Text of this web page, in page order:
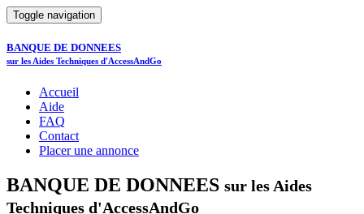
Toggle navigation
BANQUE DE DONNEES
sur les Aides Techniques d'AccessAndGo
Accueil
Aide
FAQ
Contact
Placer une annonce
BANQUE DE DONNEES sur les Aides
Techniques d'AccessAndGo